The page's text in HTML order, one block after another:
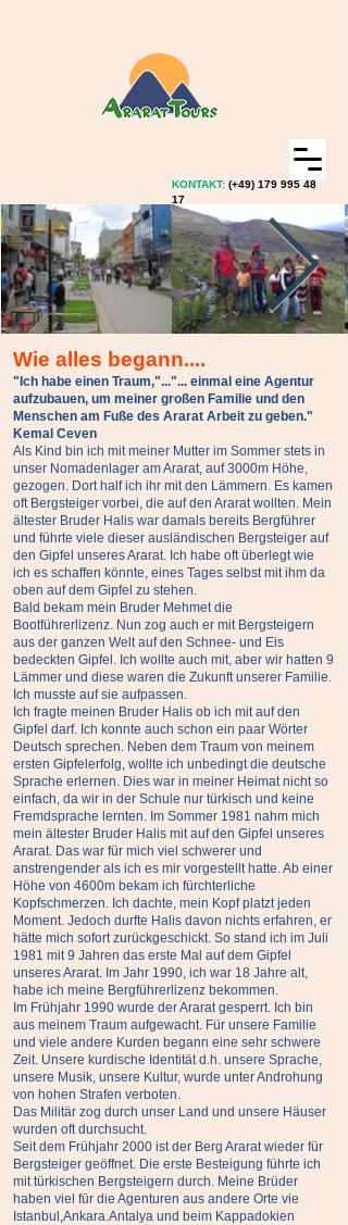
KONTAKT: (+49) 179 995 48
17
Wie alles begann....
"Ich habe einen Traum,"..."... einmal eine Agentur
aufzubauen, um meiner großen Familie und den
Menschen am Fuße des Ararat Arbeit zu geben."
Kemal Ceven
Als Kind bin ich mit meiner Mutter im Sommer stets in
unser Nomadenlager am Ararat, auf 3000m Höhe,
gezogen. Dort half ich ihr mit den Lämmern. Es kamen
oft Bergsteiger vorbei, die auf den Ararat wollten. Mein
ältester Bruder Halis war damals bereits Bergführer
und führte viele dieser ausländischen Bergsteiger auf
den Gipfel unseres Ararat. Ich habe oft überlegt wie
ich es schaffen könnte, eines Tages selbst mit ihm da
oben auf dem Gipfel zu stehen.
Bald bekam mein Bruder Mehmet die
Bootführerlizenz. Nun zog auch er mit Bergsteigern
aus der ganzen Welt auf den Schnee- und Eis
bedeckten Gipfel. Ich wollte auch mit, aber wir hatten 9
Lämmer und diese waren die Zukunft unserer Familie.
Ich musste auf sie aufpassen.
Ich fragte meinen Bruder Halis ob ich mit auf den
Gipfel darf. Ich konnte auch schon ein paar Wörter
Deutsch sprechen. Neben dem Traum von meinem
ersten Gipfelerfolg, wollte ich unbedingt die deutsche
Sprache erlernen. Dies war in meiner Heimat nicht so
einfach, da wir in der Schule nur türkisch und keine
Fremdsprache lernten. Im Sommer 1981 nahm mich
mein ältester Bruder Halis mit auf den Gipfel unseres
Ararat. Das war für mich viel schwerer und
anstrengender als ich es mir vorgestellt hatte. Ab einer
Höhe von 4600m bekam ich fürchterliche
Kopfschmerzen. Ich dachte, mein Kopf platzt jeden
Moment. Jedoch durfte Halis davon nichts erfahren, er
hätte mich sofort zurückgeschickt. So stand ich im Juli
1981 mit 9 Jahren das erste Mal auf dem Gipfel
unseres Ararat. Im Jahr 1990, ich war 18 Jahre alt,
habe ich meine Bergführerlizenz bekommen.
Im Frühjahr 1990 wurde der Ararat gesperrt. Ich bin
aus meinem Traum aufgewacht. Für unsere Familie
und viele andere Kurden begann eine sehr schwere
Zeit. Unsere kurdische Identität d.h. unsere Sprache,
unsere Musik, unsere Kultur, wurde unter Androhung
von hohen Strafen verboten.
Das Militär zog durch unser Land und unsere Häuser
wurden oft durchsucht.
Seit dem Frühjahr 2000 ist der Berg Ararat wieder für
Bergsteiger geöffnet. Die erste Besteigung führte ich
mit türkischen Bergsteigern durch. Meine Brüder
haben viel für die Agenturen aus andere Orte vie
Istanbul,Ankara.Antalya und beim Kappadokien